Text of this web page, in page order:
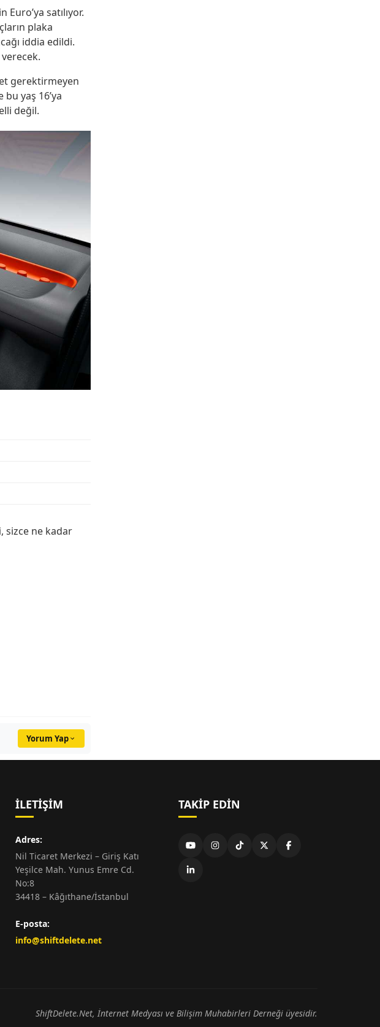
Euro’ya satılıyor.
plaka
iddia edildi.
gerektirmeyen
yaş 16’ya
değil.
, sizce ne kadar
Yorum Yap
İLETIŞIM
Adres:
Nil Ticaret Merkezi – Giriş Katı
Yeşilce Mah. Yunus Emre Cd.
No:8
34418 – Kâğıthane/İstanbul
E-posta:
info@shiftdelete.net
TAKIP EDIN
ShiftDelete.Net, İnternet Medyası ve Bilişim Muhabirleri Derneği üyesidir.